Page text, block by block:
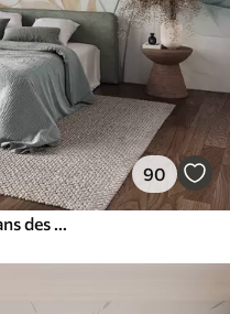
90